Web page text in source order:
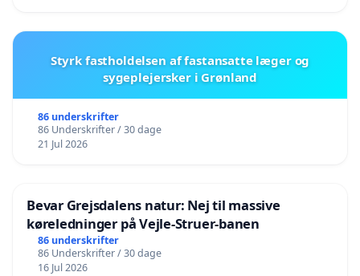
Styrk fastholdelsen af fastansatte læger og
sygeplejersker i Grønland
86 underskrifter
86 Underskrifter / 30 dage
21 Jul 2026
Bevar Grejsdalens natur: Nej til massive
køreledninger på Vejle-Struer-banen
86 underskrifter
86 Underskrifter / 30 dage
16 Jul 2026